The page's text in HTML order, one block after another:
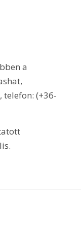
a
telefon: (+36-